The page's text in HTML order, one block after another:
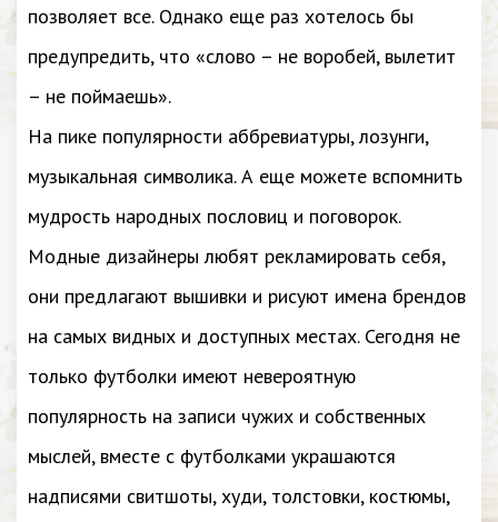
позволяет все. Однако еще раз хотелось бы
предупредить, что «слово – не воробей, вылетит
– не поймаешь».
На пике популярности аббревиатуры, лозунги,
музыкальная символика. А еще можете вспомнить
мудрость народных пословиц и поговорок.
Модные дизайнеры любят рекламировать себя,
они предлагают вышивки и рисуют имена брендов
на самых видных и доступных местах. Сегодня не
только футболки имеют невероятную
популярность на записи чужих и собственных
мыслей, вместе с футболками украшаются
надписями свитшоты, худи, толстовки, костюмы,